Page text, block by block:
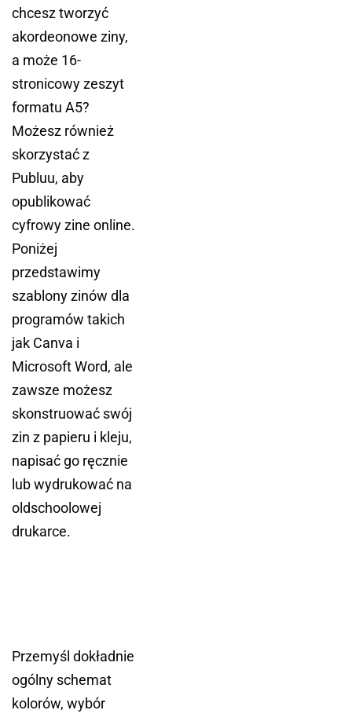
chcesz tworzyć
akordeonowe ziny,
a może 16-
stronicowy zeszyt
formatu A5?
Możesz również
skorzystać z
Publuu, aby
opublikować
cyfrowy zine online.
Poniżej
przedstawimy
szablony zinów dla
programów takich
jak Canva i
Microsoft Word, ale
zawsze możesz
skonstruować swój
zin z papieru i kleju,
napisać go ręcznie
lub wydrukować na
oldschoolowej
drukarce.
Przemyśl dokładnie
ogólny schemat
kolorów, wybór